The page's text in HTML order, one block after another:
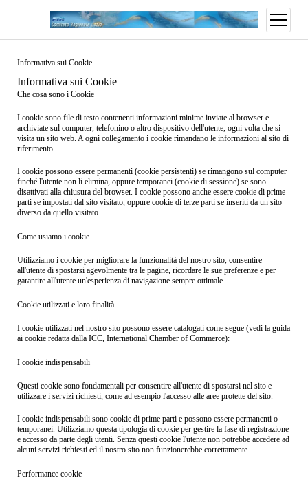
open
menu
Informativa sui Cookie
Informativa sui Cookie
Che cosa sono i Cookie
I cookie sono file di testo contenenti informazioni minime inviate al browser e
archiviate sul computer, telefonino o altro dispositivo dell'utente, ogni volta che si
visita un sito web. A ogni collegamento i cookie rimandano le informazioni al sito di
riferimento.
I cookie possono essere permanenti (cookie persistenti) se rimangono sul computer
finché l'utente non li elimina, oppure temporanei (cookie di sessione) se sono
disattivati alla chiusura del browser. I cookie possono anche essere cookie di prime
parti se impostati dal sito visitato, oppure cookie di terze parti se inseriti da un sito
diverso da quello visitato.
Come usiamo i cookie
Utilizziamo i cookie per migliorare la funzionalità del nostro sito, consentire
all'utente di spostarsi agevolmente tra le pagine, ricordare le sue preferenze e per
garantire all'utente un'esperienza di navigazione sempre ottimale.
Cookie utilizzati e loro finalità
I cookie utilizzati nel nostro sito possono essere catalogati come segue (vedi la guida
ai cookie redatta dalla ICC, International Chamber of Commerce):
I cookie indispensabili
Questi cookie sono fondamentali per consentire all'utente di spostarsi nel sito e
utilizzare i servizi richiesti, come ad esempio l'accesso alle aree protette del sito.
I cookie indispensabili sono cookie di prime parti e possono essere permanenti o
temporanei. Utilizziamo questa tipologia di cookie per gestire la fase di registrazione
e accesso da parte degli utenti. Senza questi cookie l'utente non potrebbe accedere ad
alcuni servizi richiesti ed il nostro sito non funzionerebbe correttamente.
Performance cookie